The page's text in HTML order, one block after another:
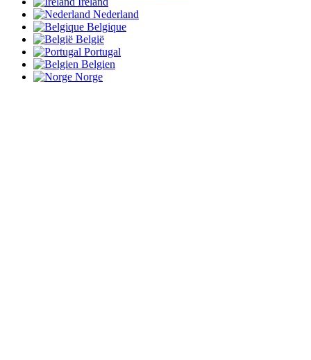
Nederland
Belgique
België
Portugal
Belgien
Norge